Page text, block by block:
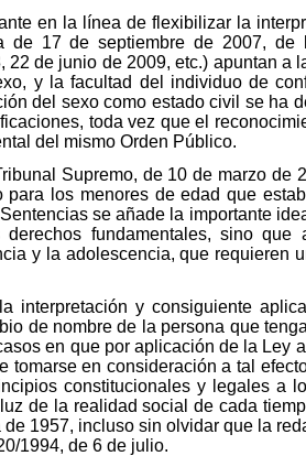
en la línea de flexibilizar la
de 17 de septiembre de 2007,
de junio de 2009, etc.) apuntan a
y la facultad del individuo de
del sexo como estado civil se ha
toda vez que el
del mismo Orden Público.
Supremo, de 10 de marzo de
los menores de edad que
se añade la importante
fundamentales, sino
y la adolescencia, que requieren
interpretación y consiguiente
de nombre de la persona que
en que por aplicación de la Ley
en consideración a tal
constitucionales y legales a
de la realidad social de cada
1957, incluso sin olvidar que la
1994, de 6 de julio.